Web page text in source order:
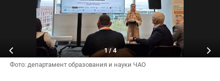
Фото: департамент образования и науки ЧАО
1/ 4